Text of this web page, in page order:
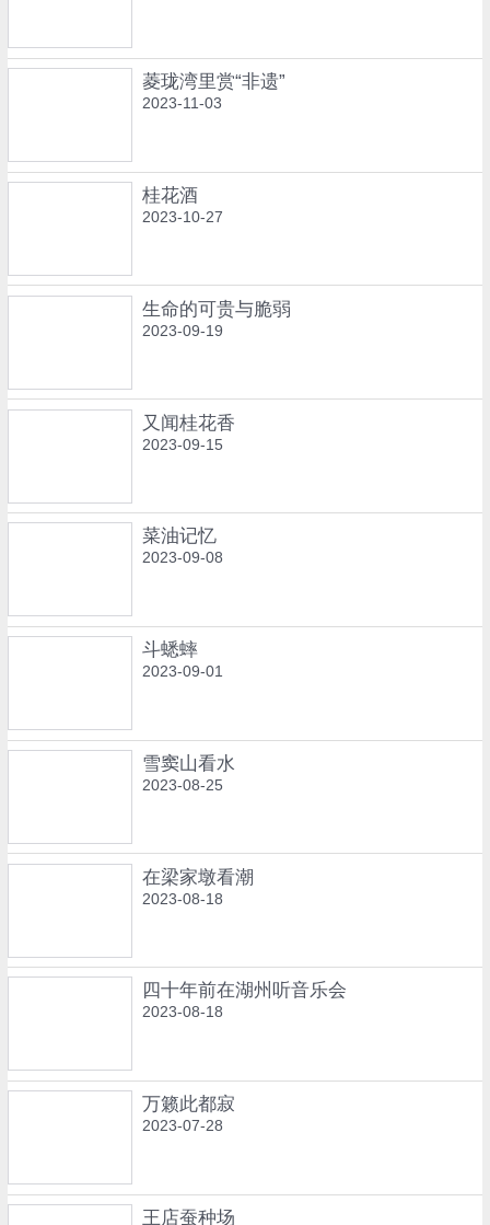
菱珑湾里赏“非遗”
2023-11-03
桂花酒
2023-10-27
生命的可贵与脆弱
2023-09-19
又闻桂花香
2023-09-15
菜油记忆
2023-09-08
斗蟋蟀
2023-09-01
雪窦山看水
2023-08-25
在梁家墩看潮
2023-08-18
四十年前在湖州听音乐会
2023-08-18
万籁此都寂
2023-07-28
王店蚕种场